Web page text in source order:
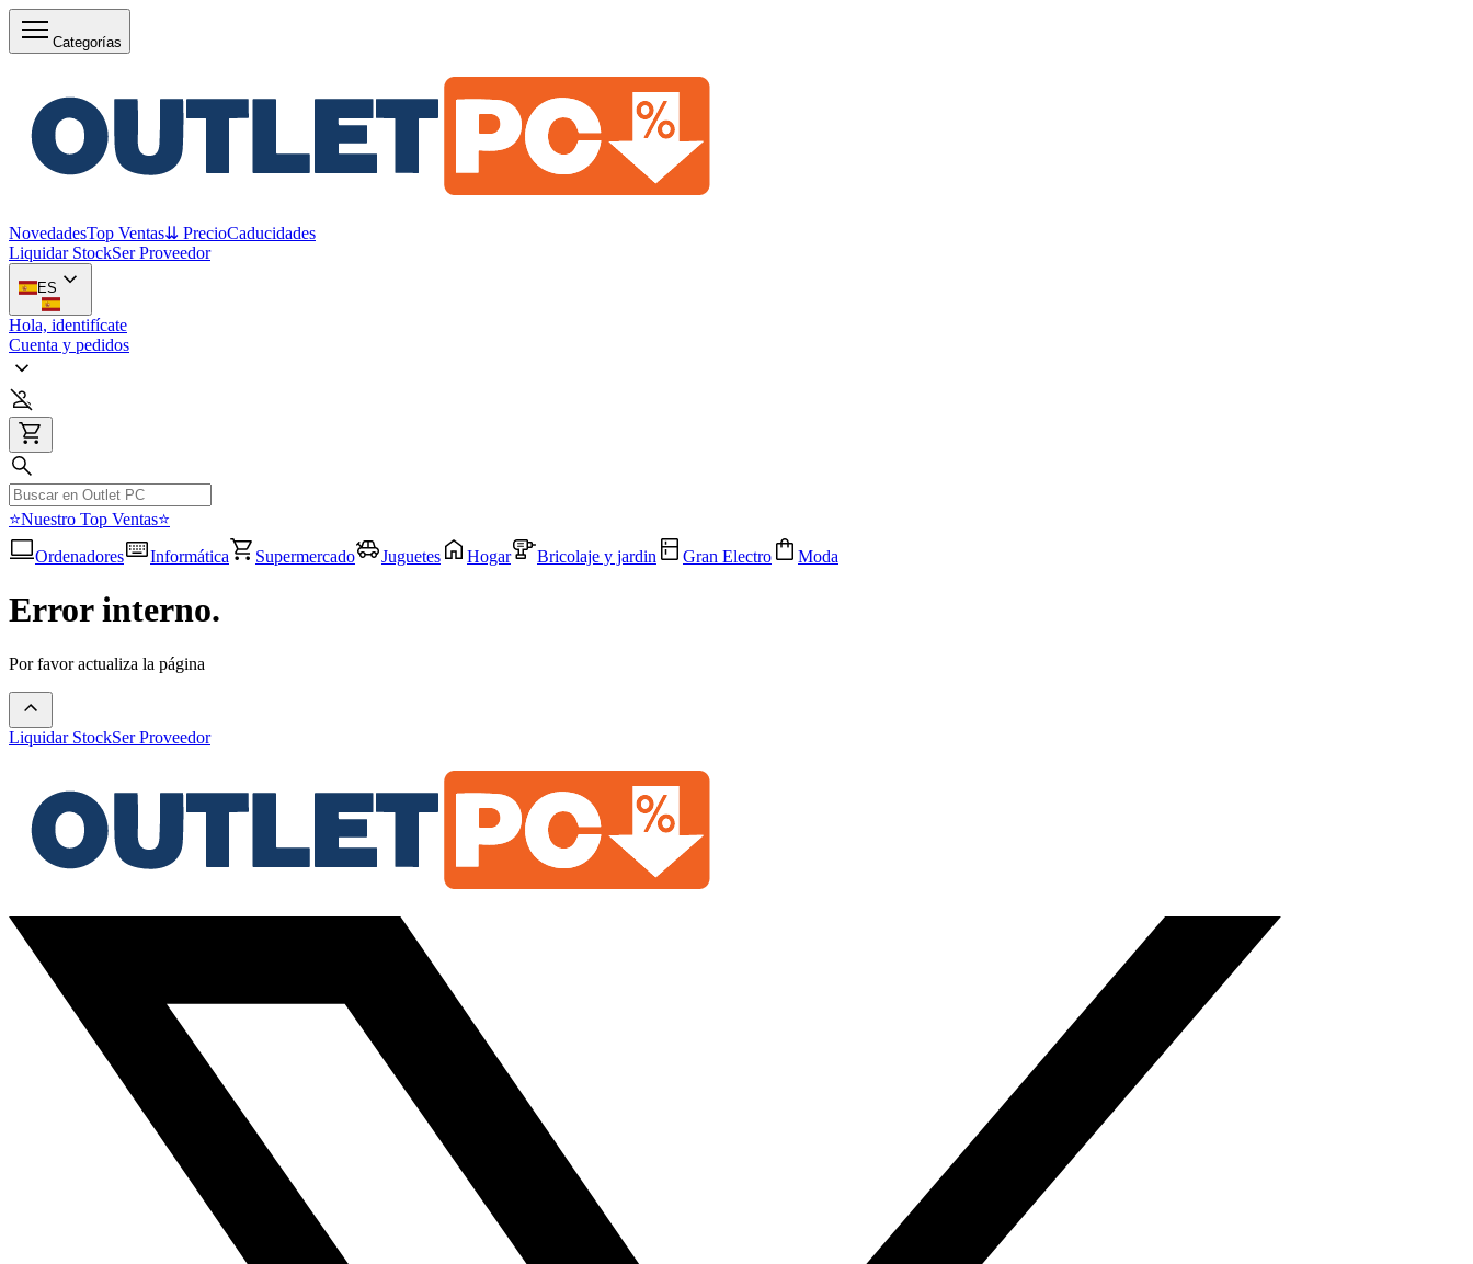
Categorías
NovedadesTop Ventas⇊ PrecioCaducidades
Liquidar StockSer Proveedor
ES
Hola, identifícate
Cuenta y pedidos
⭐Nuestro Top Ventas⭐
Ordenadores
Informática Supermercado Juguetes Hogar Bricolaje y jardin Gran Electro Moda
Error interno.
Por favor actualiza la página
Liquidar StockSer Proveedor